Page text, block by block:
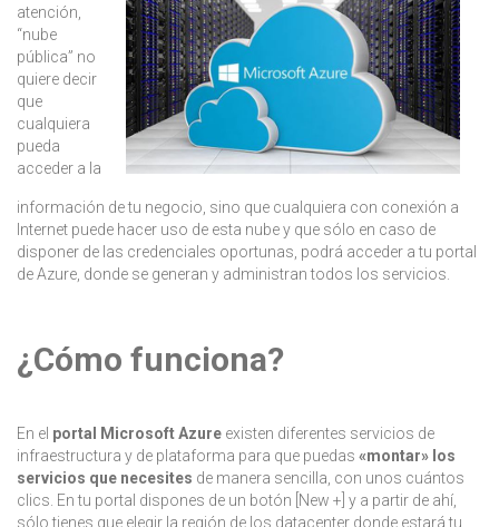
atención,
“nube
pública” no
quiere decir
que
cualquiera
pueda
acceder a la
información de tu negocio, sino que cualquiera con conexión a
Internet puede hacer uso de esta nube y que sólo en caso de
disponer de las credenciales oportunas, podrá acceder a tu portal
de Azure, donde se generan y administran todos los servicios.
¿Cómo funciona?
En el portal Microsoft Azure existen diferentes servicios de
infraestructura y de plataforma para que puedas «montar» los
servicios que necesites de manera sencilla, con unos cuántos
clics. En tu portal dispones de un botón [New +] y a partir de ahí,
sólo tienes que elegir la región de los datacenter donde estará tu